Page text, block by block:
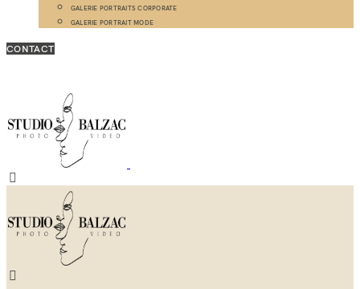
GALERIE PORTRAITS CORPORATE
GALERIE PORTRAIT MODE
CONTACT